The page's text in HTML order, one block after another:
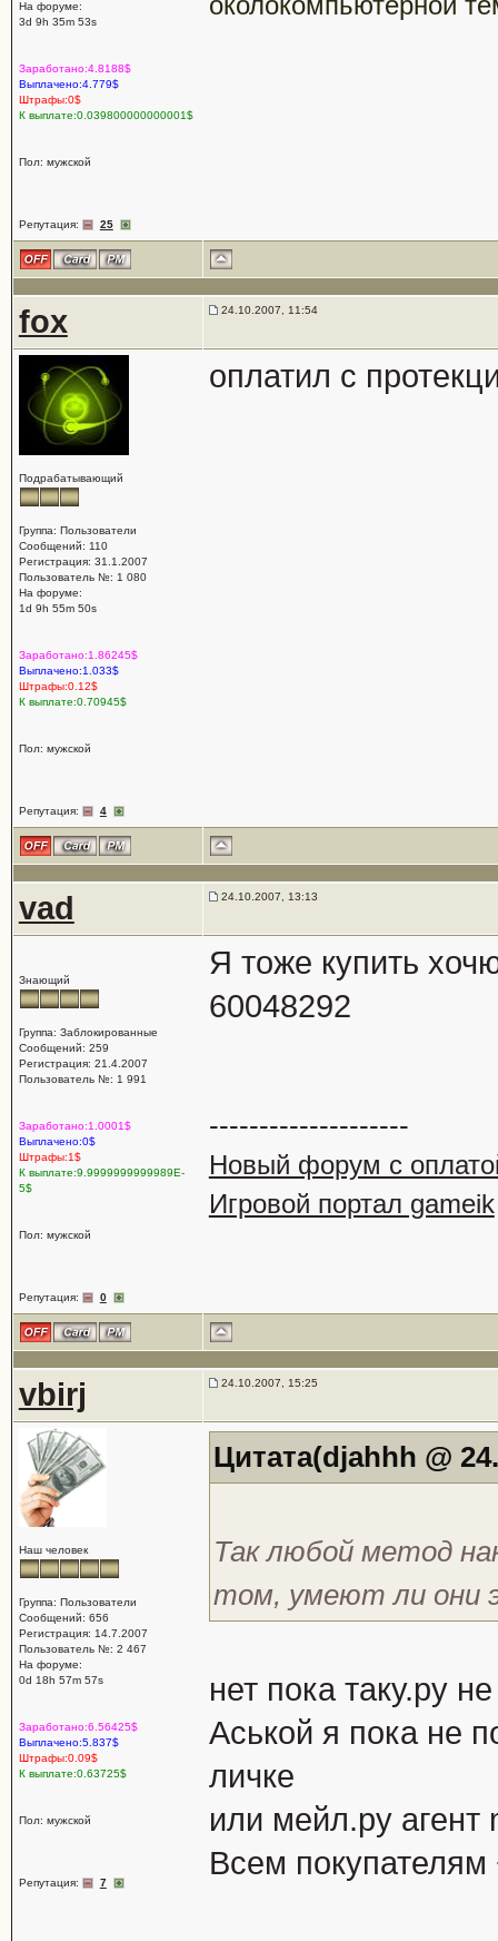
На форуме:
3d 9h 35m 53s
Заработано:4.8188$
Выплачено:4.779$
Штрафы:0$
К выплате:0.039800000000001$
Пол: мужской
Репутация: 25
fox 24.10.2007, 11:54
Подрабатывающий
Группа: Пользователи
Сообщений: 110
Регистрация: 31.1.2007
Пользователь №: 1 080
На форуме:
1d 9h 55m 50s
Заработано:1.86245$
Выплачено:1.033$
Штрафы:0.12$
К выплате:0.70945$
Пол: мужской
Репутация: 4
оплатил с
vad 24.10.2007, 13:13
Знающий
Группа: Заблокированные
Сообщений: 259
Регистрация: 21.4.2007
Пользователь №: 1 991
Заработано:1.0001$
Выплачено:0$
Штрафы:1$
К выплате:9.9999999999989E-
5$
Пол: мужской
Репутация: 0
Я тоже купить
60048292
--------------------
Новый форум с
Игровой портал gameik
vbirj 24.10.2007, 15:25
Наш человек
Группа: Пользователи
Сообщений: 656
Регистрация: 14.7.2007
Пользователь №: 2 467
На форуме:
0d 18h 57m 57s
Заработано:6.56425$
Выплачено:5.837$
Штрафы:0.09$
К выплате:0.63725$
Пол: мужской
Репутация: 7
Цитата(djahhh @
Так любой метод
том, умеют ли они
нет пока таку.ру
Аськой я пока не
личке
или мейл.ру агент
Всем покупателям